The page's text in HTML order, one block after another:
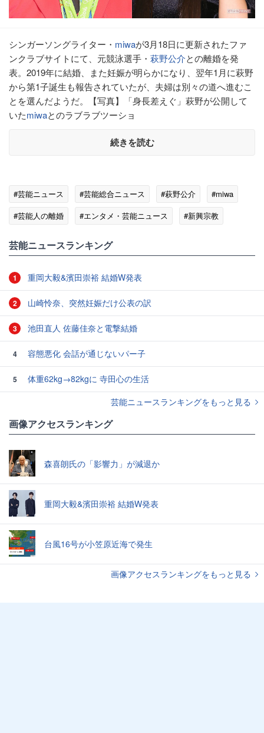
シンガーソングライター・ miwaが3月18日に更新されたファ
ンクラブサイトにて、元競泳選手・ 萩野公介との離婚を発
表。2019年に結婚、また妊娠が明らかになり、翌年1月に萩野
から第1子誕生も報告されていたが、夫婦は別々の道へ進むこ
とを選んだようだ。【写真】「身長差えぐ」萩野が公開して
いたmiwaとのラブラブツーショ
続きを読む
#芸能ニュース #芸能総合ニュース #萩野公介
#miwa
#芸能人の離婚
#エンタメ・芸能ニュース
#新興宗教
芸能ニュースランキング
1 重岡大毅&濱田崇裕 結婚W発表
2 山崎怜奈、突然妊娠だけ公表の訳
3 池田直人 佐藤佳奈と電撃結婚
4 容態悪化 会話が通じないパー子
5
体重62kg→82kgに 寺田心の生活
芸能ニュースランキングをもっと見る
画像アクセスランキング
森喜朗氏の「影響力」が減退か
重岡大毅&濱田崇裕 結婚W発表
台風16号が小笠原近海で発生
画像アクセスランキングをもっと見る